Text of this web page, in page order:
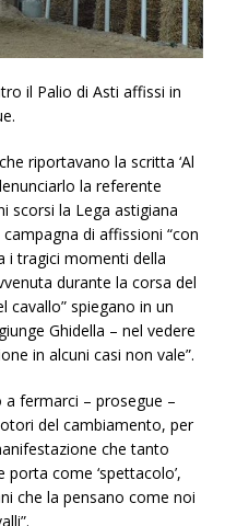
il Palio di Asti affissi in
riportavano la scritta ‘Al
la referente
scorsi la Lega astigiana
di affissioni “con
i tragici momenti della
durante la corsa del
cavallo” spiegano in un
Ghidella – nel vedere
in alcuni casi non vale”.
fermarci – prosegue –
del cambiamento, per
che tanto
come ‘spettacolo’,
che la pensano come noi